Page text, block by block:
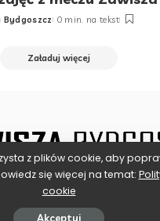
Bydgoszcz 0 min. na tekst
Załaduj więcej
z plików cookie, aby
się więcej na temat:
cookie
Akceptuj